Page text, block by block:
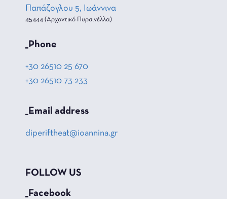
Παπάζογλου 5, Ιωάννινα
45444 (Αρχοντικό Πυρσινέλλα)
_Phone
+30 26510 25 670
+30 26510 73 233
_Email address
diperiftheat@ioannina.gr
FOLLOW US
_Facebook